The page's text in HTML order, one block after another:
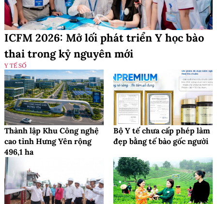
ICFM 2026: Mở lối phát triển Y học bào
thai trong kỷ nguyên mới
Y TẾ SỐ
Thành lập Khu Công nghệ
cao tỉnh Hưng Yên rộng
496,1 ha
Bộ Y tế chưa cấp phép làm
đẹp bằng tế bào gốc người